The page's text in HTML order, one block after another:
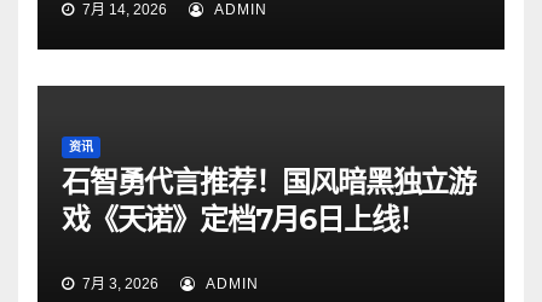
7月 14, 2026 ADMIN
资讯
石智勇代言推荐！国风暗黑独立游
戏《天诺》定档7月6日上线！
7月 3, 2026 ADMIN